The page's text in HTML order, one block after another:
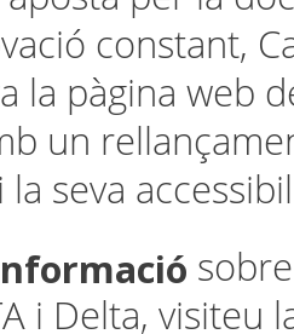
constant,
la pàgina web
un
la seva
i Delta, visiteu